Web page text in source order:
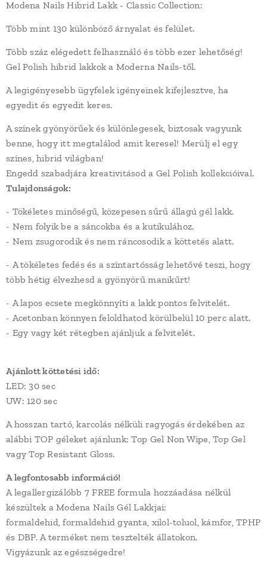
Modena Nails Hibrid Lakk - Classic Collection:
Több mint 130 különböző árnyalat és felület.
Több száz elégedett felhasználó és több ezer lehetőség!
Gel Polish hibrid lakkok a Moderna Nails-től.
A legigényesebb ügyfelek igényeinek kifejlesztve, ha
egyedit és egyedit keres.
A színek gyönyörűek és különlegesek, biztosak vagyunk
benne, hogy itt megtalálod amit keresel! Merülj el egy
színes, hibrid világban!
Engedd szabadjára kreativitásod a Gel Polish kollekcióival.
Tulajdonságok:
- Tökéletes minőségű, közepesen sűrű állagú gél lakk.
- Nem folyik be a sáncokba és a kutikulához.
- Nem zsugorodik és nem ráncosodik a köttetés alatt.
- A tökéletes fedés és a színtartósság lehetővé teszi, hogy
több hétig élvezhesd a gyönyörű manikűrt!
- A lapos ecsete megkönnyíti a lakk pontos felvitelét.
- Acetonban könnyen feloldhatod körülbelül 10 perc alatt.
- Egy vagy két rétegben ajánljuk a felvitelét.
Ajánlott köttetési idő:
LED: 30 sec
UW: 120 sec
A hosszan tartó, karcolás nélküli ragyogás érdekében az
alábbi TOP géleket ajánlunk: Top Gel Non Wipe, Top Gel
vagy Top Resistant Gloss.
A legfontosabb információ!
A legallergizálóbb 7 FREE formula hozzáadása nélkül
készültek a Modena Nails Gél Lakkjai:
formaldehid, formaldehid gyanta, xilol-toluol, kámfor, TPHP
és DBP. A terméket nem tesztelték állatokon.
Vigyázunk az egészségedre!